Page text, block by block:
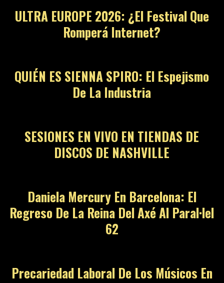
ULTRA EUROPE 2026: ¿El Festival Que
Romperá Internet?
QUIÉN ES SIENNA SPIRO: El Espejismo
De La Industria
SESIONES EN VIVO EN TIENDAS DE
DISCOS DE NASHVILLE
Daniela Mercury En Barcelona: El
Regreso De La Reina Del Axé Al Paral·lel
62
Precariedad Laboral De Los Músicos En